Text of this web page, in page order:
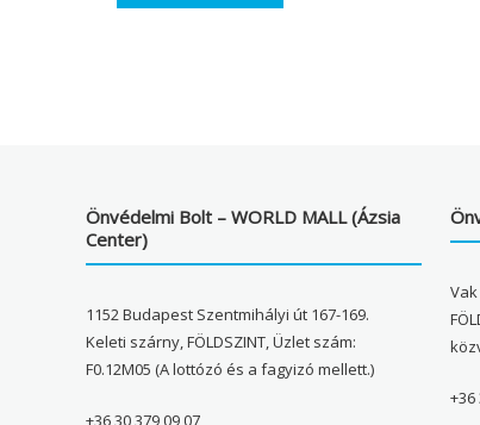
Önvédelmi Bolt – WORLD MALL (Ázsia
Center)
1152 Budapest Szentmihályi út 167-169.
Keleti szárny, FÖLDSZINT, Üzlet szám:
F0.12M05 (A lottózó és a fagyizó mellett.)
+36 30 379 09 07
+36